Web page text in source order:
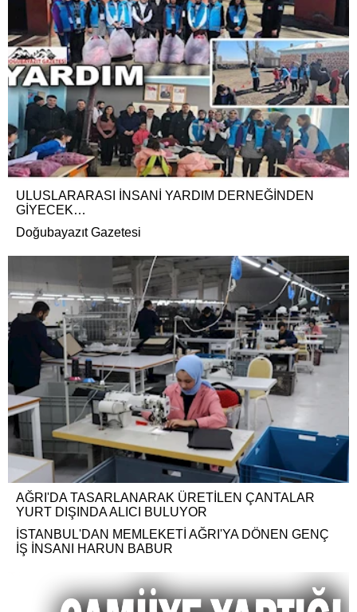
ULUSLARARASI İNSANİ YARDIM DERNEĞİNDEN
GİYECEK…
Doğubayazıt Gazetesi
AĞRI'DA TASARLANARAK ÜRETİLEN ÇANTALAR
YURT DIŞINDA ALICI BULUYOR
İSTANBUL'DAN MEMLEKETİ AĞRI'YA DÖNEN GENÇ
İŞ İNSANI HARUN BABUR